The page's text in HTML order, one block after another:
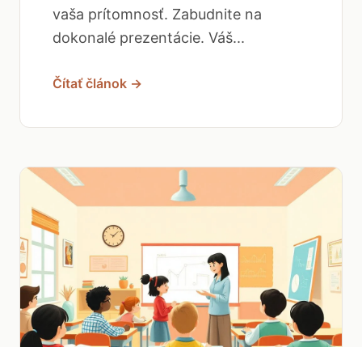
vaša prítomnosť. Zabudnite na
dokonalé prezentácie. Váš...
Čítať článok →